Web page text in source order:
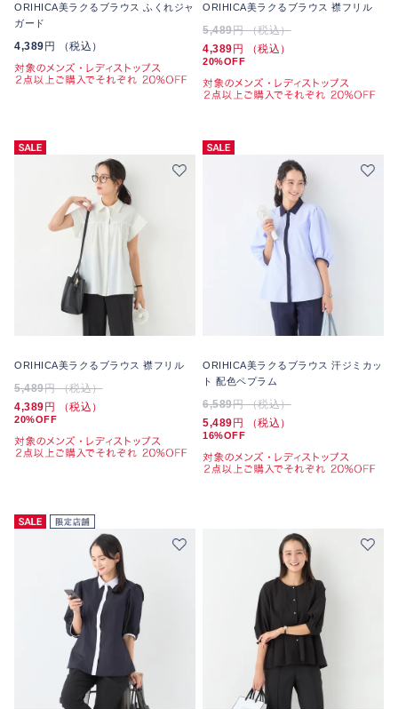
ORIHICA美ラクるブラウス ふくれジャ
ガード
4,389 円 （税込）
ORIHICA美ラクるブラウス 襟フリル
5,489円 （税込）
4,389 円 （税込）
20%OFF
ORIHICA美ラクるブラウス 襟フリル
5,489円 （税込）
4,389 円 （税込）
20%OFF
ORIHICA美ラクるブラウス 汗ジミカッ
ト 配色ペプラム
6,589円 （税込）
5,489 円 （税込）
16%OFF